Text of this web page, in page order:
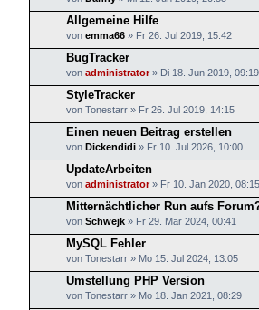
Allgemeine Hilfe
von emma66 » Fr 26. Jul 2019, 15:42
BugTracker
von administrator» Di 18. Jun 2019, 09:19
StyleTracker
von Tonestarr » Fr 26. Jul 2019, 14:15
Einen neuen Beitrag erstellen
von Dickendidi » Fr 10. Jul 2026, 10:00
UpdateArbeiten
von administrator» Fr 10. Jan 2020, 08:15
Mitternächtlicher Run aufs
von Schwejk » Fr 29. Mär 2024, 00:41
MySQL Fehler
von Tonestarr » Mo 15. Jul 2024, 13:05
Umstellung PHP Version
von Tonestarr » Mo 18. Jan 2021, 08:29